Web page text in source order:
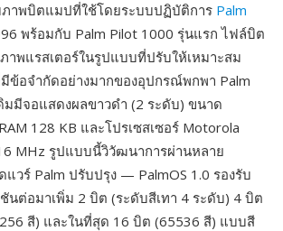
ภาพบิตแมปที่ใช้โดยระบบปฏิบัติการ Palm
พร้อมกับ Palm Pilot 1000 รุ่นแรก ไฟล์บิต
าพแรสเตอร์ในรูปแบบที่ปรับให้เหมาะสม
ข้อจำกัดอย่างมากของอุปกรณ์พกพา Palm
มีจอแสดงผลขาวดำ (2 ระดับ) ขนาด
128 KB และโปรเซสเซอร์ Motorola
MHz รูปแบบนี้วิวัฒนาการผ่านหลาย
แวร์ Palm ปรับปรุง — PalmOS 1.0 รองรับ
นต่อมาเพิ่ม 2 บิต (ระดับสีเทา 4 ระดับ) 4 บิต
สี) และในที่สุด 16 บิต (65536 สี) แบบสี